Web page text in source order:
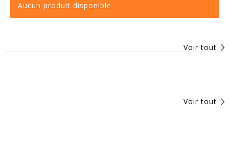
Aucun produit disponible
Voir tout
Voir tout